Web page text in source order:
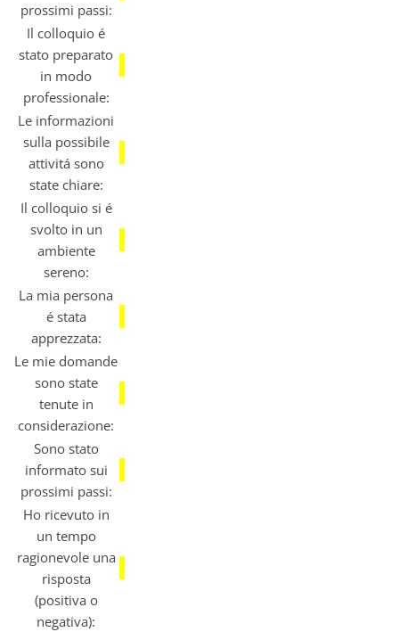
prossimi passi:
Il colloquio é
stato preparato
in modo
professionale:
Le informazioni
sulla possibile
attivitá sono
state chiare:
Il colloquio si é
svolto in un
ambiente
sereno:
La mia persona
é stata
apprezzata:
Le mie domande
sono state
tenute in
considerazione:
Sono stato
informato sui
prossimi passi:
Ho ricevuto in
un tempo
ragionevole una
risposta
(positiva o
negativa):